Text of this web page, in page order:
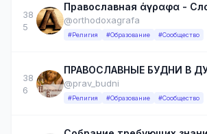
38
5
Православная άγραφα -
@orthodoxagrafa
#Религия #Образование #Сообщество
38
6
@prav_budni
#Религия #Образование #Сообщество